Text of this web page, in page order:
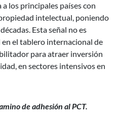
los principales países con
intelectual, poniendo
Esta señal no es
el tablero internacional de
para atraer inversión
en sectores intensivos en
de adhesión al PCT.